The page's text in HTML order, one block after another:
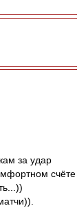
за удар
счёте